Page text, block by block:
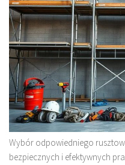
Wybór odpowiedniego
bezpiecznych i efektywnych